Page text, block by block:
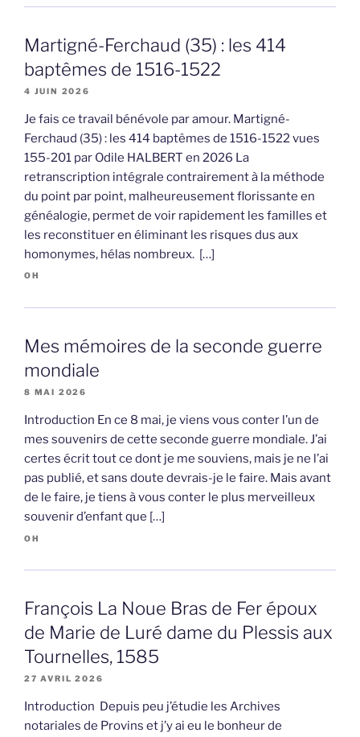
Martigné-Ferchaud (35) : les 414
baptêmes de 1516-1522
4 JUIN 2026
Je fais ce travail bénévole par amour. Martigné-
Ferchaud (35) : les 414 baptêmes de 1516-1522 vues
155-201 par Odile HALBERT en 2026 La
retranscription intégrale contrairement à la méthode
du point par point, malheureusement florissante en
généalogie, permet de voir rapidement les familles et
les reconstituer en éliminant les risques dus aux
homonymes, hélas nombreux. […]
OH
Mes mémoires de la seconde guerre
mondiale
8 MAI 2026
Introduction En ce 8 mai, je viens vous conter l’un de
mes souvenirs de cette seconde guerre mondiale. J’ai
certes écrit tout ce dont je me souviens, mais je ne l’ai
pas publié, et sans doute devrais-je le faire. Mais avant
de le faire, je tiens à vous conter le plus merveilleux
souvenir d’enfant que […]
OH
François La Noue Bras de Fer époux
de Marie de Luré dame du Plessis aux
Tournelles, 1585
27 AVRIL 2026
Introduction Depuis peu j’étudie les Archives
notariales de Provins et j’y ai eu le bonheur de